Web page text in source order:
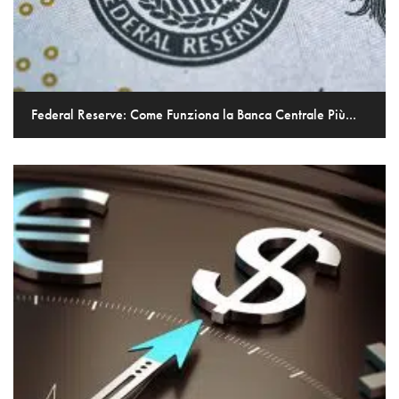
Federal Reserve: Come Funziona la Banca Centrale Più...